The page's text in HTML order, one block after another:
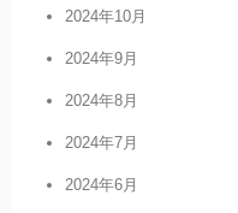
2024年10月
2024年9月
2024年8月
2024年7月
2024年6月